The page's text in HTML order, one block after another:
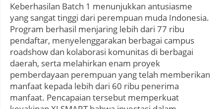
Keberhasilan Batch 1 menunjukkan antusiasme
yang sangat tinggi dari perempuan muda Indonesia.
Program berhasil menjaring lebih dari 77 ribu
pendaftar, menyelenggarakan berbagai campus
roadshow dan kolaborasi komunitas di berbagai
daerah, serta melahirkan enam proyek
pemberdayaan perempuan yang telah memberikan
manfaat kepada lebih dari 60 ribu penerima
manfaat. Pencapaian tersebut memperkuat